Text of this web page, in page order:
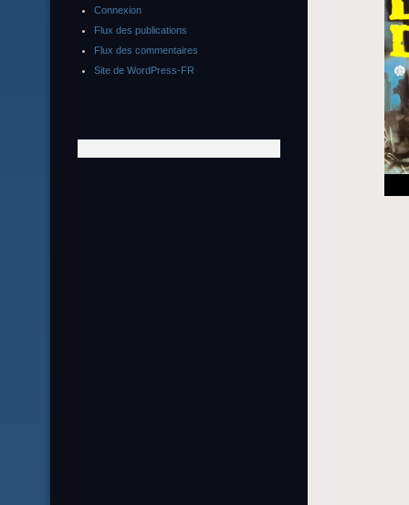
Connexion
Flux des publications
Flux des commentaires
Site de WordPress-FR